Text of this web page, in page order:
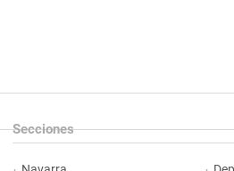
Secciones